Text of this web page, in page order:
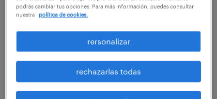
empleados a nivel nacional comenzaran a
desempeñar sus funciones a distancia. De
hecho, la consultora multinacional de RR.HH.
Randstad realizó una encuesta a más de 200
personas, la cual reveló que la
implementación de home office en las
empresas del país llegó a 72% luego del 16 de
podrás cambiar tus opciones. Para más información, puedes consultar
nuestra
política de cookies.
rersonalizar
rechazarlas todas